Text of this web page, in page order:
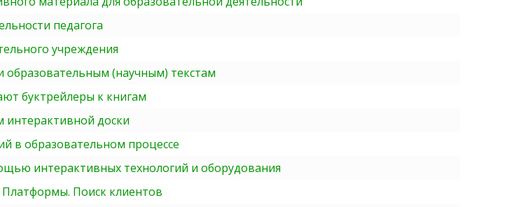
педагога
учреждения
образовательным (научным) текстам
буктрейлеры к книгам
интерактивной доски
в образовательном процессе
интерактивных технологий и оборудования
Поиск клиентов